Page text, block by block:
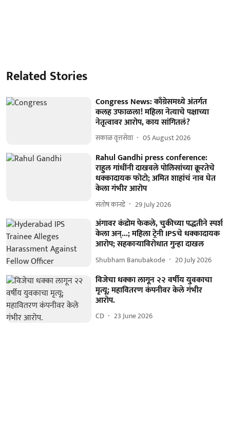
Related Stories
Congress News: काँग्रेसमध्ये अंतर्गत
कलह उफाळला! महिला नेत्याचे पक्षाच्या
नेतृत्वावर आरोप, काय सांगितलं?
सकाळ वृत्तसेवा 05 August 2026
Rahul Gandhi press conference:
राहुल गांधींनी दाखवले पोलिसांच्या क्रूरतेचे
धक्कादायक फोटो; अमित शाहांचं नाव घेत
केला गंभीर आरोप
संतोष कानडे 29 July 2026
अंगावर कंडोम फेकले, चुकीच्या पद्धतीने स्पर्श
केला अन्...; महिला ट्रेनी IPSचे धक्कादायक
आरोप; सहकाऱ्याविरोधात गुन्हा दाखल
Shubham Banubakode 20 July 2026
विजेचा धक्का लागून २२ वर्षीय युवकाचा
मृत्यू; महावितरण कंपनीवर केले गंभीर
आरोप.
CD 23 June 2026